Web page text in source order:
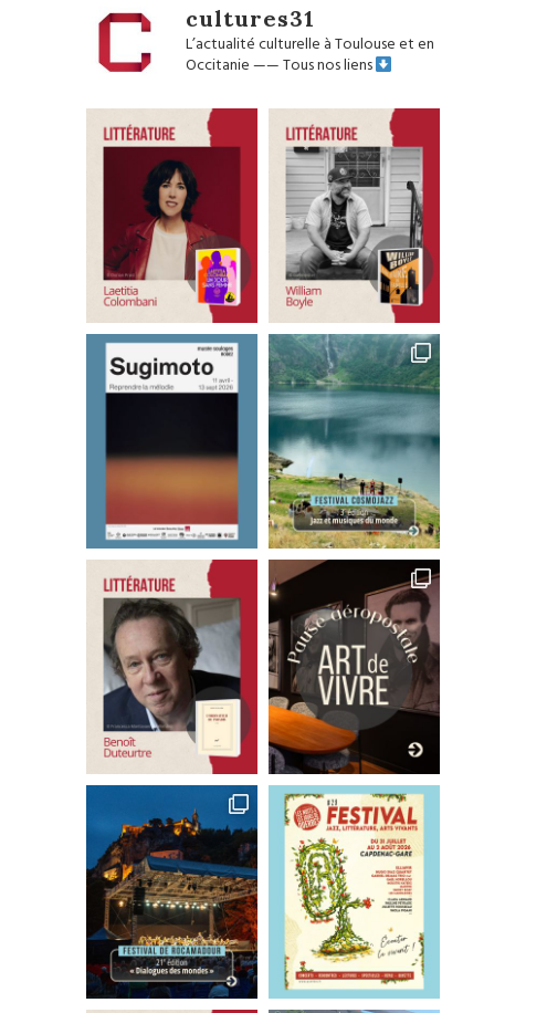
cultures31
L’actualité culturelle à Toulouse et en
Occitanie——Tous nos liens